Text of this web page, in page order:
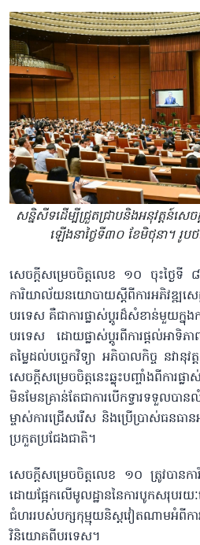
សន្និសីទដើម្បីជ្រួតជ្រាបនិងអនុវត្តន៍សេច
ឡើងនាថ្ងៃទី៣០ ខែមិថុនា។ រូ
សេចក្តីសម្រេចចិត្តលេខ ១០ ចុះថ្ងៃ
ការិយាល័យនយោបាយស្តីពីការអភិវឌ្ឍសេ
បរទេស គឺជាការផ្លាស់ប្តូរដ៏សំខាន់មួយក្នុ
បរទេស ដោយផ្លាស់ប្តូរពីការផ្តល់អាទិ
តម្លៃដល់បច្ចេកវិទ្យា អភិបាលកិច្ច នវានុ
សេចក្តីសម្រេចចិត្តនេះឆ្លុះបញ្ចាំងពីការផ្ល
មិនមែនគ្រាន់តែជាការបើកទ្វារទទួល
ម្ចាស់ការជ្រើសរើស និងប្រើប្រាស់ធនធា
ប្រកួតប្រជែងជាតិ។
សេចក្តីសម្រេចចិត្តលេខ ១០ ត្រូវបា
ដោយផ្អែកលើមូលដ្ឋាននៃការបូកសរុបរយ
ជំហររបស់បក្សកុម្មុយនិស្តវៀតណាមអំពីកា
វិនិយោគពីបរទេស។